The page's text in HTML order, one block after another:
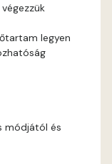
legyen
módjától és